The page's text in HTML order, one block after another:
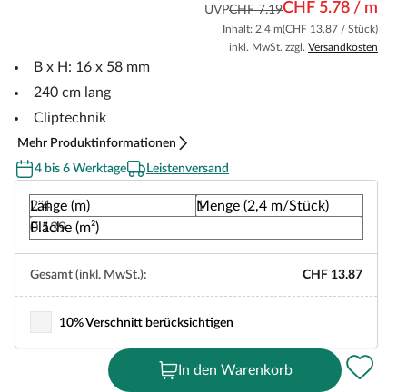
UVPCHF 7.19CHF 5.78 / m
Inhalt: 2.4 m(CHF 13.87 / Stück)
inkl. MwSt. zzgl. Versandkosten
B x H: 16 x 58 mm
240 cm lang
Cliptechnik
Mehr Produktinformationen
4 bis 6 Werktage
Leistenversand
Länge (m)
Menge (2,4 m/Stück)
Fläche (m²)
Gesamt (inkl. MwSt.): CHF 13.87
10% Verschnitt berücksichtigen
In den Warenkorb